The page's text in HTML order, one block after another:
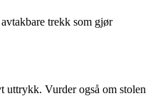
trekk som gjør
uttrykk. Vurder også om stolen